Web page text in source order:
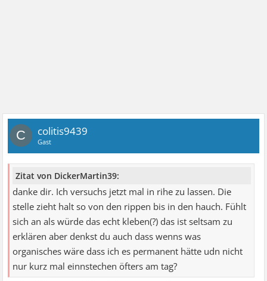
C colitis9439
Gast
Zitat von DickerMartin39:
danke dir. Ich versuchs jetzt mal in rihe zu lassen. Die
stelle zieht halt so von den rippen bis in den hauch. Fühlt
sich an als würde das echt kleben(?) das ist seltsam zu
erklären aber denkst du auch dass wenns was
organisches wäre dass ich es permanent hätte udn nicht
nur kurz mal einnstechen öfters am tag?